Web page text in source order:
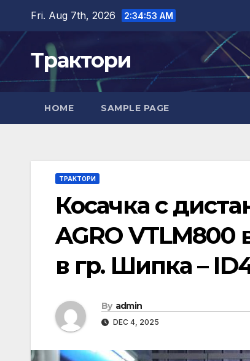
content
Fri. Aug 7th, 2026 2:34:54 AM
Трактори
HOME SAMPLE PAGE
ТРАКТОРИ
Косачка с
AGRO VTLM800
в гр. Шипка –
By admin
DEC 4, 2025